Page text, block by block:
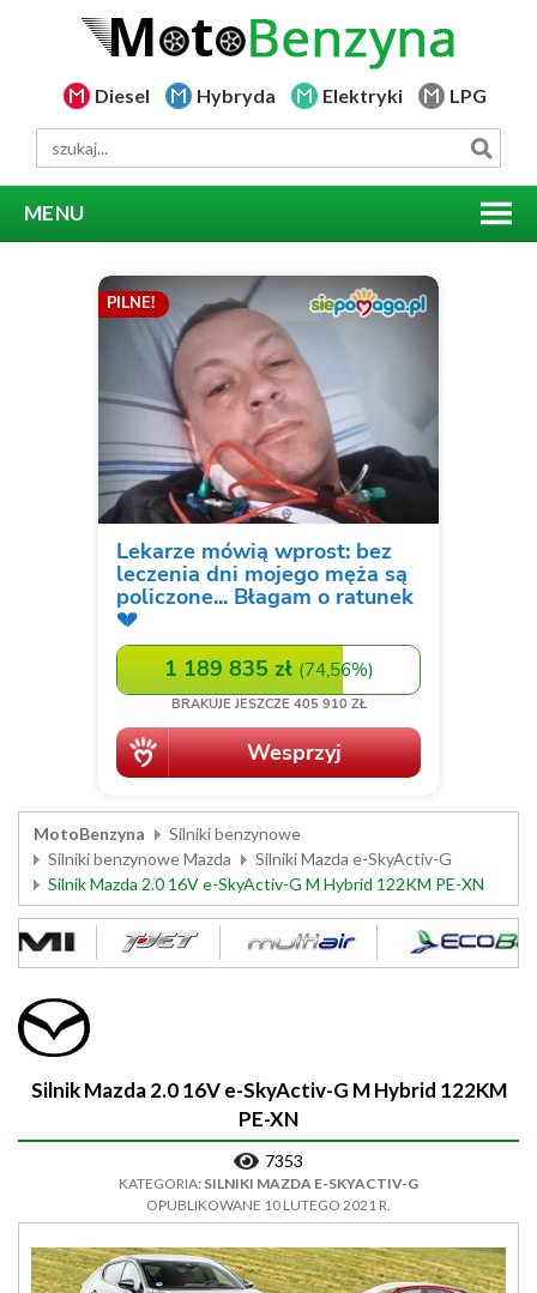
Diesel Hybryda Elektryki LPG
MENU
MotoBenzyna
Silniki benzynowe
Silniki benzynowe Mazda
Silniki Mazda e-SkyActiv-G
Silnik Mazda 2.0 16V e-SkyActiv-G M Hybrid 122KM PE-XN
Silnik Mazda 2.0 16V e-SkyActiv-G M Hybrid 122KM
PE-XN
7353
KATEGORIA: SILNIKI MAZDA E-SKYACTIV-G
OPUBLIKOWANE 10 LUTEGO 2021 R.